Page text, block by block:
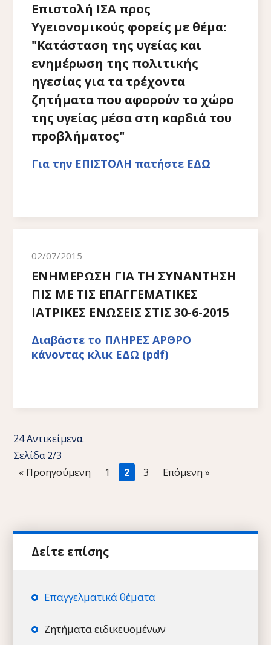
Επιστολή ΙΣΑ προς
Υγειονομικούς φορείς με θέμα:
"Κατάσταση της υγείας και
ενημέρωση της πολιτικής
ηγεσίας για τα τρέχοντα
ζητήματα που αφορούν το χώρο
της υγείας μέσα στη καρδιά του
προβλήματος"
Για την ΕΠΙΣΤΟΛΗ πατήστε ΕΔΩ
02/07/2015
ΕΝΗΜΕΡΩΣΗ ΓΙΑ ΤΗ ΣΥΝΑΝΤΗΣΗ
ΠΙΣ ΜΕ ΤΙΣ ΕΠΑΓΓΕΜΑΤΙΚΕΣ
ΙΑΤΡΙΚΕΣ ΕΝΩΣΕΙΣ ΣΤΙΣ 30-6-2015
Διαβάστε το ΠΛΗΡΕΣ ΑΡΘΡΟ
κάνοντας κλικ ΕΔΩ (pdf)
24 Αντικείμενα.
Σελίδα 2/3
«
1 2 3 »
Επαγγελματικά θέματα
Ζητήματα ειδικευομένων